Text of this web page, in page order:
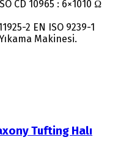
CD 10965 : 6×1010 Ω
2 EN ISO 9239-1
Makinesi.
Tufting Halı